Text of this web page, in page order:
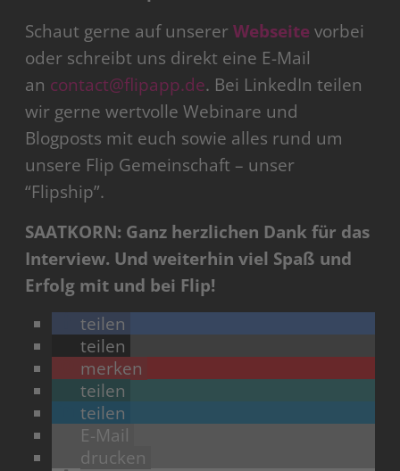
Schaut gerne auf unsererWebseitevorbei
oder schreibt uns direkt eine E-Mail
an contact@flipapp.de. Bei LinkedIn teilen
wir gerne wertvolle Webinare und
Blogposts mit euch sowie alles rund um
unsere Flip Gemeinschaft – unser
“Flipship”.
SAATKORN: Ganz herzlichen Dank für das
Interview. Und weiterhin viel Spaß und
Erfolg mit und bei Flip!
teilen
teilen
merken
teilen
teilen
E-Mail
drucken